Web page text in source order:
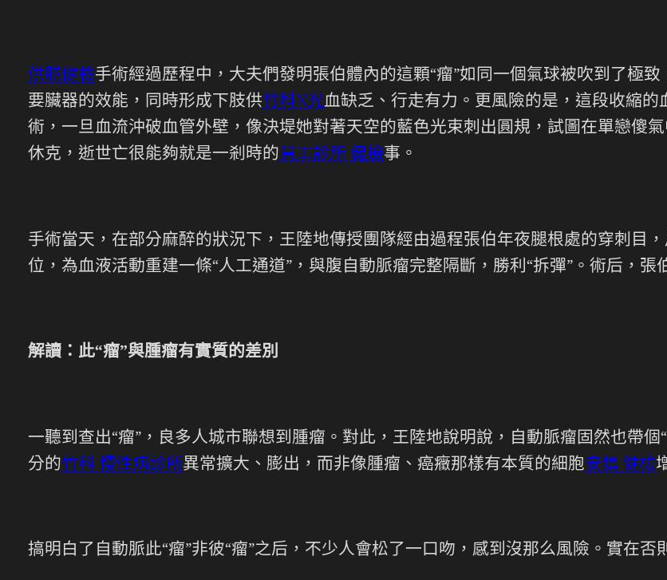
供膳健檢手術經過歷程中，大夫們發明張伯體內的這顆“瘤”如同一個氣球被吹到了極
要臟器的效能，同時形成下肢供竹科X光血缺乏、行走有力。更風險的是，這段收縮
術，一旦血流沖破血管外壁，像決堤她對著天空的藍色光束刺出圓規，試圖在單戀傻
休克，逝世亡很能夠就是一剎時的員工診所 健檢事。
手術當天，在部分麻醉的狀況下，王陸地傳授團隊經由過程張伯年夜腿根處的穿刺目
位，為血液活動重建一條“人工通道”，與腹自動脈瘤完整隔斷，勝利“拆彈”。術后，張
解讀：此“瘤”與腫瘤有實質的差別
一聽到查出“瘤”，良多人城市聯想到腫瘤。對此，王陸地說明說，自動脈瘤固然也帶
分的竹科 慢性病診所異常擴大、膨出，而非像腫瘤、癌癥那樣有本質的細胞安慎 健檢
搞明白了自動脈此“瘤”非彼“瘤”之后，不少人會松了一口吻，感到沒那么風險。實在否